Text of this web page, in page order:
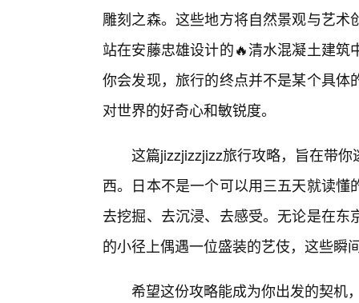
雕刻之森。这些地方将自然景观与艺
站在安藤忠雄设计的🔥清水混凝土建
你会发现，旅行的终点并不是某个具
对世界的好奇心和敏锐度。
这篇jizzjizzjizz旅行攻略，旨在带
西。日本不是一个可以用三五天就读
去挖掘、去沉浸、去感受。无论是在
的小径上偶遇一位盛装的艺伎，这些瞬
希望这份攻略能成为你出发的契机